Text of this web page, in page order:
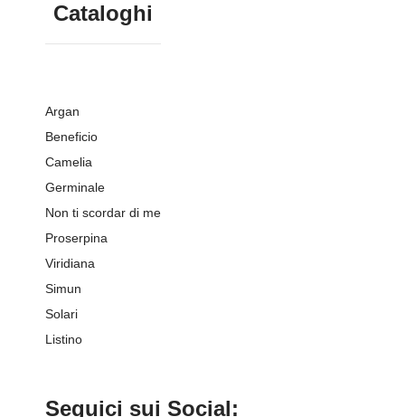
Cataloghi
Argan
Beneficio
Camelia
Germinale
Non ti scordar di me
Proserpina
Viridiana
Simun
Solari
Listino
Seguici sui Social: